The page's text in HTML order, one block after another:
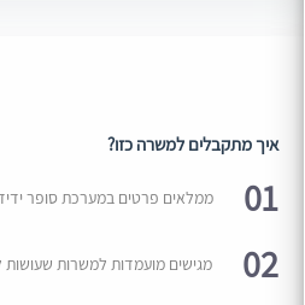
איך מתקבלים למשרה כזו?
01 ממלאים פרטים במערכת סופר
02 מגישים מועמדות למשרות